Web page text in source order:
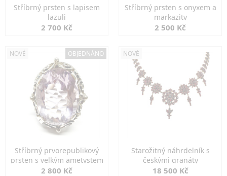
Stříbrný prsten s lapisem
lazuli
2 700 Kč
Stříbrný prsten s onyxem a
markazity
2 500 Kč
NOVÉ OBJEDNÁNO
Stříbrný prvorepublikový
prsten s velkým ametystem
2 800 Kč
NOVÉ
Starožitný náhrdelník s
českými granáty
18 500 Kč